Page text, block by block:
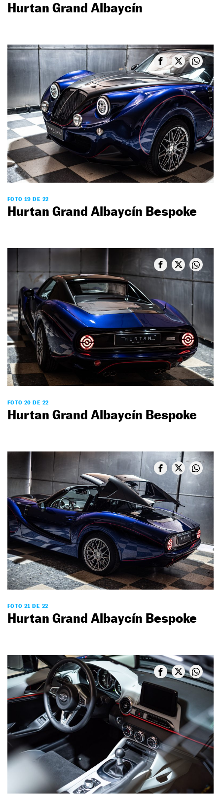
Hurtan Grand Albaycín
FOTO 19 DE 22
Hurtan Grand Albaycín Bespoke
FOTO 20 DE 22
Hurtan Grand Albaycín Bespoke
FOTO 21 DE 22
Hurtan Grand Albaycín Bespoke